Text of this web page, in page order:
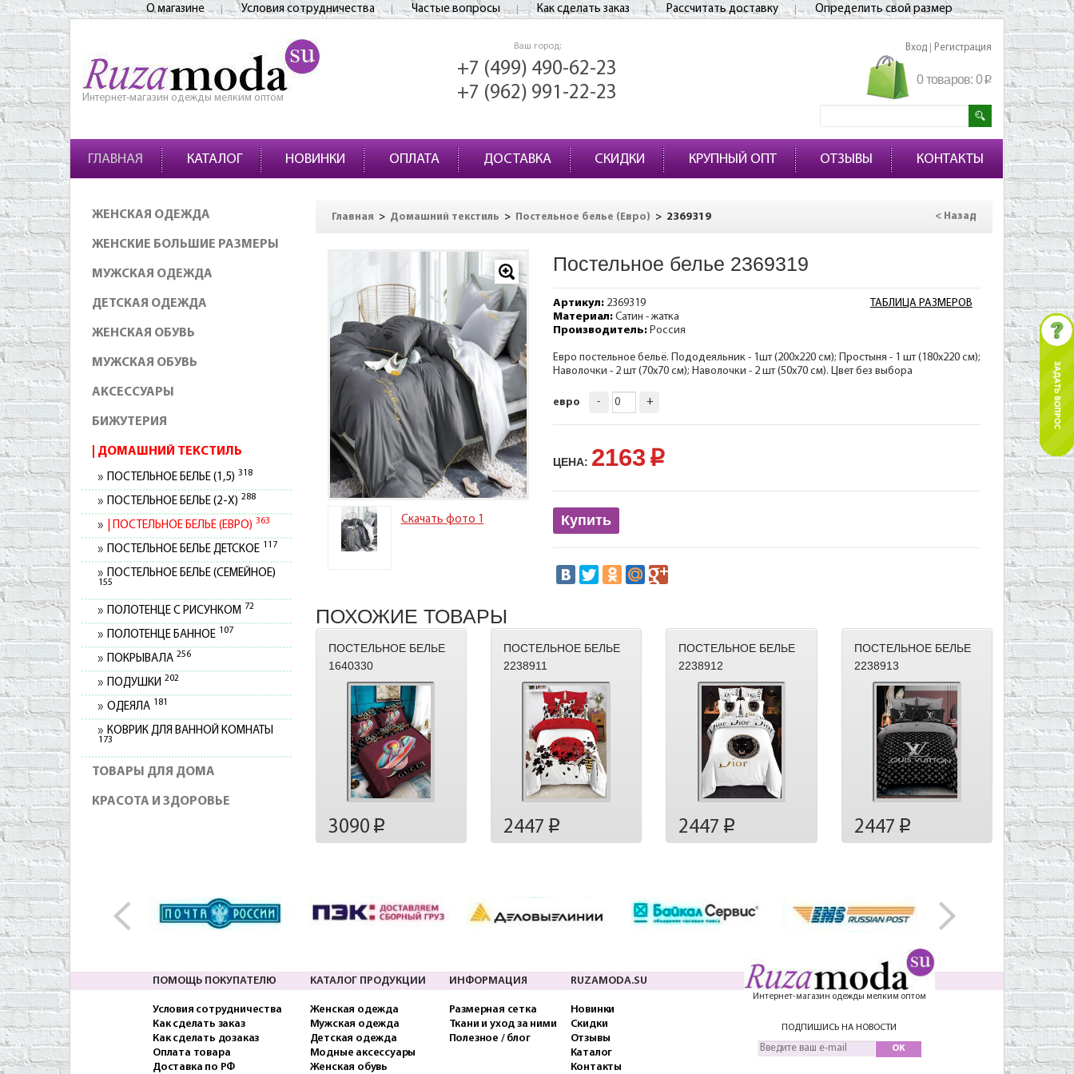
О магазине Условия сотрудничества Частые вопросы Как сделать заказ Рассчитать доставку Определить свой размер
Интернет-магазин одежды мелким оптом
Ваш город:
+7 (499) 490-62-23
+7 (962) 991-22-23
Вход Регистрация
0 товаров: 0p
ГЛАВНАЯ КАТАЛОГ НОВИНКИ ОПЛАТА ДОСТАВКА СКИДКИ КРУПНЫЙ ОПТ ОТЗЫВЫ КОНТАКТЫ
ЖЕНСКАЯ ОДЕЖДА
ЖЕНСКИЕ БОЛЬШИЕ РАЗМЕРЫ
МУЖСКАЯ ОДЕЖДА
ДЕТСКАЯ ОДЕЖДА
ЖЕНСКАЯ ОБУВЬ
МУЖСКАЯ ОБУВЬ
АКСЕССУАРЫ
БИЖУТЕРИЯ
ДОМАШНИЙ ТЕКСТИЛЬ
ПОСТЕЛЬНОЕ БЕЛЬЕ (1,5) 318
ПОСТЕЛЬНОЕ БЕЛЬЕ (2-Х) 288
ПОСТЕЛЬНОЕ БЕЛЬЕ (ЕВРО) 363
ПОСТЕЛЬНОЕ БЕЛЬЕ ДЕТСКОЕ 117
ПОСТЕЛЬНОЕ БЕЛЬЕ (СЕМЕЙНОЕ)
155
ПОЛОТЕНЦЕ С РИСУНКОМ 72
ПОЛОТЕНЦЕ БАННОЕ 107
ПОКРЫВАЛА 256
ПОДУШКИ 202
ОДЕЯЛА 181
КОВРИК ДЛЯ ВАННОЙ КОМНАТЫ
173
ТОВАРЫ ДЛЯ ДОМА
КРАСОТА И ЗДОРОВЬЕ
Главная > Домашний текстиль > Постельное белье (Евро) > 2369319 < Назад
Скачать фото 1
Постельное белье 2369319
ТАБЛИЦА РАЗМЕРОВ
Артикул:2369319
Материал:Сатин - жатка
Производитель:Россия
Евро постельное бельё. Пододеяльник - 1шт (200х220 см); Простыня - 1 шт (180х220 см);
Наволочки - 2 шт (70х70 см); Наволочки - 2 шт (50х70 см). Цвет без выбора
евро - +
ЦЕНА: 2163 p
Купить
ПОХОЖИЕ ТОВАРЫ
ПОСТЕЛЬНОЕ БЕЛЬЕ
1640330
3090 p
ПОСТЕЛЬНОЕ БЕЛЬЕ
2238911
2447 p
ПОСТЕЛЬНОЕ БЕЛЬЕ
2238912
2447 p
ПОСТЕЛЬНОЕ БЕЛЬЕ
2238913
2447 p
ПОМОЩЬ ПОКУПАТЕЛЮ
Условия сотрудничества
Как сделать заказ
Как сделать дозаказ
Оплата товара
Доставка по РФ
КАТАЛОГ ПРОДУКЦИИ
Женская одежда
Мужская одежда
Детская одежда
Модные аксессуары
Женская обувь
ИНФОРМАЦИЯ
Размерная сетка
Ткани и уход за ними
Полезное / блог
RUZAMODA.SU
Новинки
Скидки
Отзывы
Каталог
Контакты
Интернет-магазин одежды мелким оптом
ПОДПИШИСЬ НА НОВОСТИ
OK